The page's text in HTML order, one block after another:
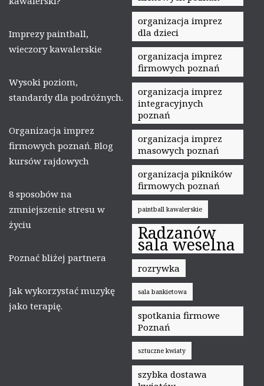
Imprezy paintball,
wieczory kawalerskie
Wysoki poziom,
standardy dla podróżnych.
Organizacja imprez
firmowych poznań. Blog
kursów rajdowych
8 sposobów na
zmniejszenie stresu w
życiu
Poznać bliżej partnera
Jak wykorzystać muzykę
jako terapię.
organizacja imprez
dla dzieci
organizacja imprez
firmowych poznań
organizacja imprez
integracyjnych
poznań
organizacja imprez
masowych poznań
organizacja pikników
firmowych poznań
paintball kawalerskie
Radzanów
sala weselna
rozrywka
sala bankietowa
spotkania firmowe
Poznań
sztuczne kwiaty
szybka dostawa